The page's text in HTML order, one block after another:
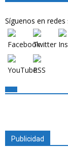
Síguenos en redes
Publicidad